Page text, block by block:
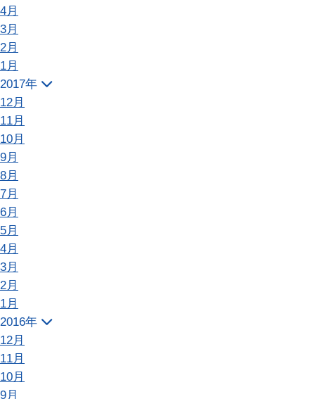
4月
3月
2月
1月
2017年
12月
11月
10月
9月
8月
7月
6月
5月
4月
3月
2月
1月
2016年
12月
11月
10月
9月